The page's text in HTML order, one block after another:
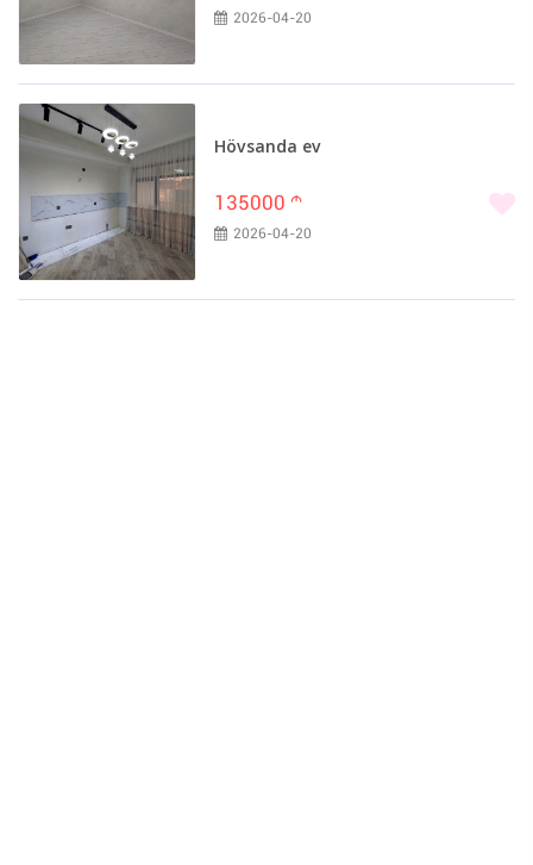
2026-04-20
Hövsanda ev
135000 m
2026-04-20